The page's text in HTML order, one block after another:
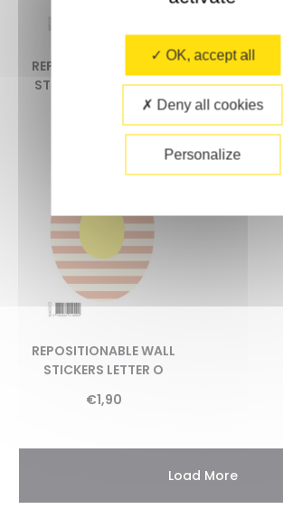
REPOSITIONABLE WALL
STICKERS LETTER L BIS
REPOSITIONABLE WALL
STICKERS LETTER O
€1,90
Load More
OK, accept all
Deny all cookies
Personalize